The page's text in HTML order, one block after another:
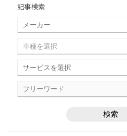
記事検索